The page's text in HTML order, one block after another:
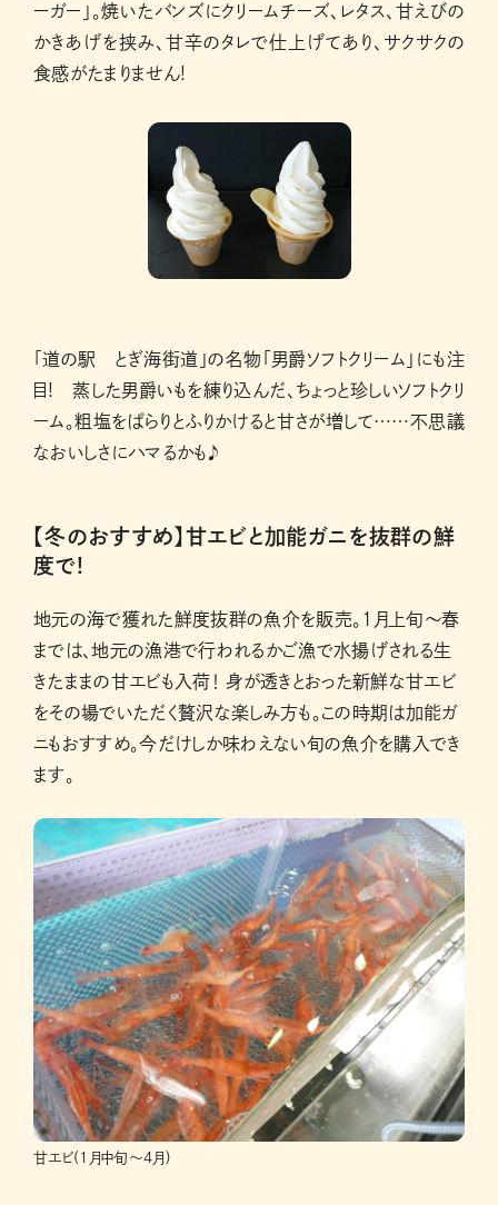
ーガー」。焼いたバンズにクリームチーズ、レタス、甘えびの
かきあげを挟み、甘辛のタレで仕上げてあり、サクサクの
食感がたまりません!
「道の駅 とぎ海街道」の名物「男爵ソフトクリーム」にも注
目! 蒸した男爵いもを練り込んだ、ちょっと珍しいソフトクリ
ーム。粗塩をぱらりとふりかけると甘さが増して……不思議
なおいしさにハマるかも♪
【冬のおすすめ】甘エビと加能ガニを抜群の鮮
度で!
地元の海で獲れた鮮度抜群の魚介を販売。1月上旬～春
までは、地元の漁港で行われるかご漁で水揚げされる生
きたままの甘エビも入荷！ 身が透きとおった新鮮な甘エビ
をその場でいただく贅沢な楽しみ方も。この時期は加能ガ
ニもおすすめ。今だけしか味わえない旬の魚介を購入でき
ます。
甘エビ(1月中旬～4月)